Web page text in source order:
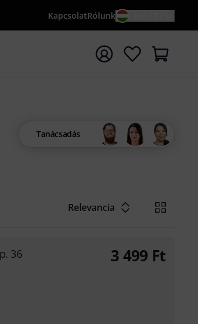
KapcsolatRólunk
keresőszóval
Tanácsadás
Relevancia
36 3 499 Ft